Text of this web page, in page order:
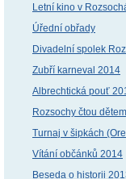
Letní kino v
Úřední obřady
Divadelní spolek
Zubří karneval 2014
Albrechtická pouť
Rozsochy čtou
Turnaj v šipkách
Vítání občánků 2014
Beseda o historii